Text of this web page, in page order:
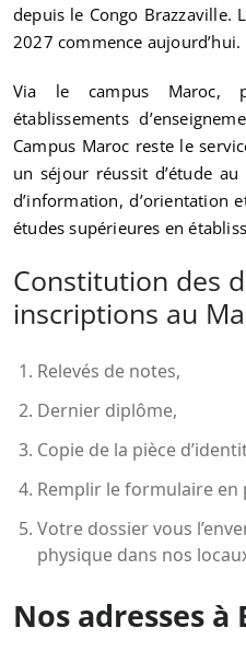
depuis le Congo Brazzaville.
2027 commence aujourd’hui.
Via le campus Maroc,
établissements
Campus Maroc reste le
un séjour réussit d’étude au
d’information, d’orientation
études supérieures en
Constitution des
inscriptions au
Relevés de notes,
Dernier diplôme,
Copie de la pièce
Remplir le formulaire en
Votre dossier vous
physique dans nos
Nos adresses à